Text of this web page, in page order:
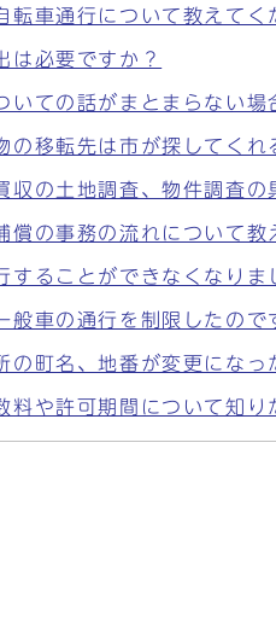
転車通行について教えてく
は必要ですか？
いての話がまとまらない場
の移転先は市が探してくれ
収の土地調査、物件調査の
償の事務の流れについて教
することができなくなり
般車の通行を制限したので
の町名、地番が変更にな
料や許可期間について知り